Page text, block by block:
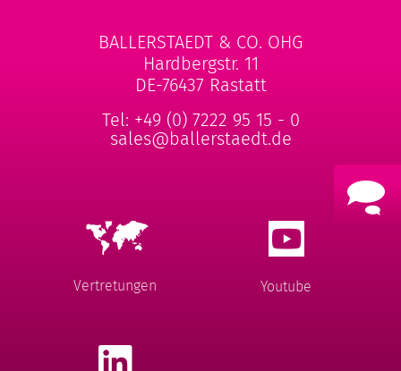
BALLERSTAEDT & CO. OHG
Hardbergstr. 11
DE-76437 Rastatt
Tel: +49 (0) 7222 95 15 - 0
sales@ballerstaedt.de
Vertretungen Youtube